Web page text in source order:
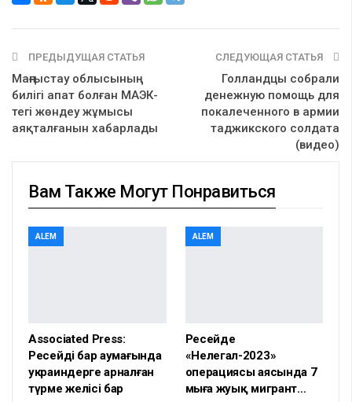
ПРЕДЫДУЩАЯ СТАТЬЯ
Маңғыстау облысының
билігі апат болған МАЭК-
тегі жөндеу жұмысы
аяқталғанын хабарлады
СЛЕДУЮЩАЯ СТАТЬЯ
Голландцы собрали
денежную помощь для
покалеченного в армии
таджикского солдата
(видео)
Вам Также Могут Понравиться
ALEM
Associated Press:
Ресейдің бар аумағында
украиндерге арналған
түрме желісі бар
ALEM
Ресейде
«Нелегал-2023»
операциясы аясында 7
мыңға жуық мигрант…